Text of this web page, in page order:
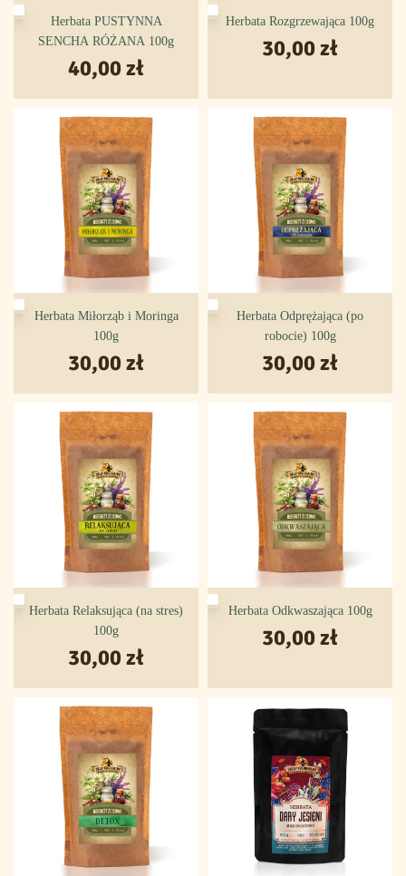
Herbata PUSTYNNA
SENCHA RÓŻANA 100g
40,00 zł
Herbata Rozgrzewająca 100g
30,00 zł
Herbata Miłorząb i Moringa
100g
30,00 zł
Herbata Odprężająca (po
robocie) 100g
30,00 zł
Herbata Relaksująca (na stres)
100g
30,00 zł
Herbata Odkwaszająca 100g
30,00 zł